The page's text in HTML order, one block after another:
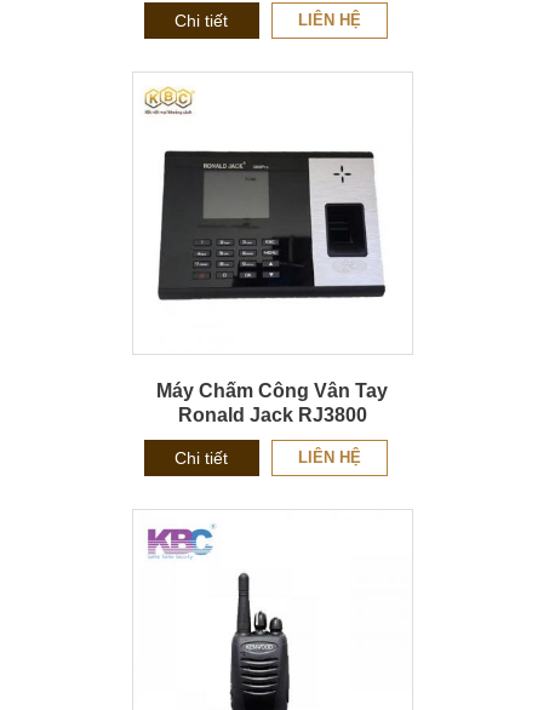
Chi tiết LIÊN HỆ
Máy Chấm Công Vân Tay
Ronald Jack RJ3800
Chi tiết LIÊN HỆ